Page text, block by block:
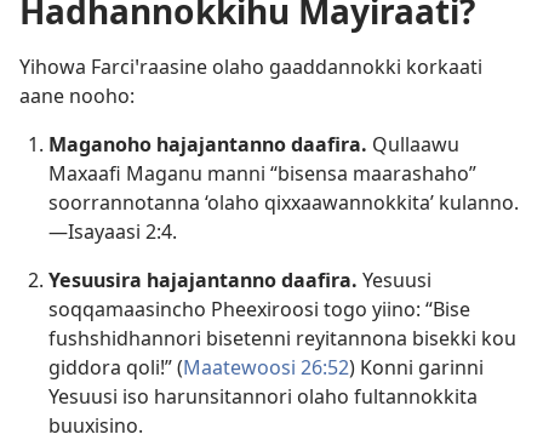
Hadhannokkihu Mayiraati?
Yihowa Farciꞌraasine olaho gaaddannokki korkaati
aane nooho:
Maganoho hajajantanno daafira. Qullaawu
Maxaafi Maganu manni “bisensa maarashaho”
soorrannotanna ‘olaho qixxaawannokkita’ kulanno.
—Isayaasi 2:4.
Yesuusira hajajantanno daafira. Yesuusi
soqqamaasincho Pheexiroosi togo yiino: “Bise
fushshidhannori bisetenni reyitannona bisekki kou
giddora qoli!” (Maatewoosi 26:52) Konni garinni
Yesuusi iso harunsitannori olaho fultannokkita
buuxisino.